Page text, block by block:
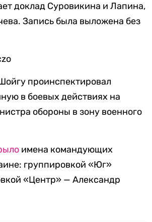
доклад Суровикина и Лапина,
Запись была выложена без
проинспектировал
в боевых действиях на
обороны в зону военного
имена командующих
группировкой «Юг»
«Центр» — Александр